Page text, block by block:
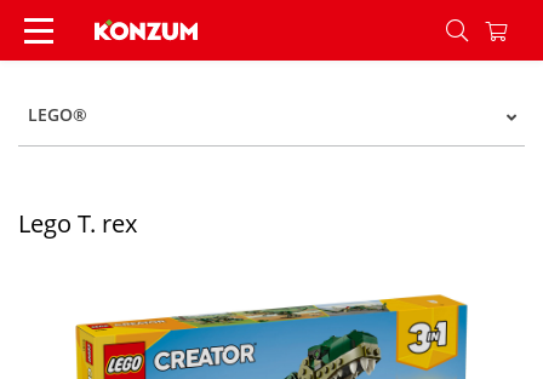
Lego T. rex - Konzum
LEGO®
Lego T. rex